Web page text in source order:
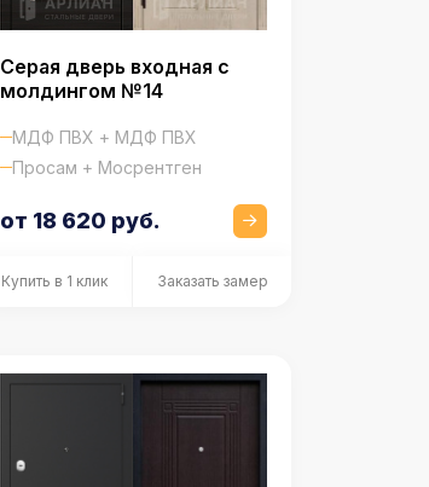
Серая дверь входная с
молдингом №14
МДФ ПВХ + МДФ ПВХ
Просам + Мосрентген
от 18 620 руб.
Купить в 1 клик Заказать замер